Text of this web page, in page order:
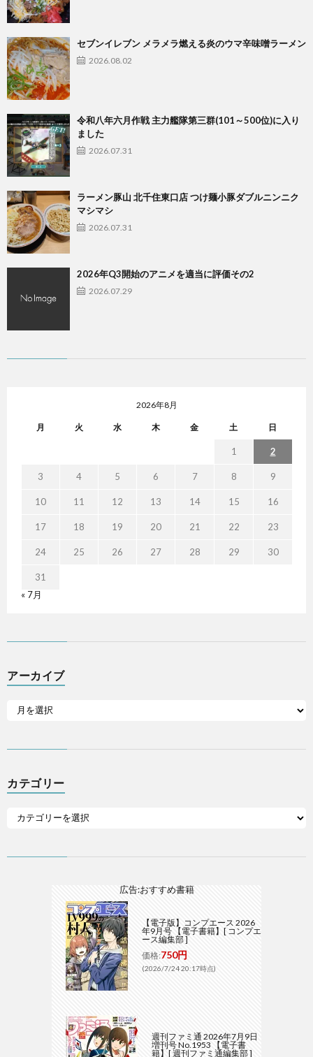
セブンイレブン メラメラ燃える炎のウマ辛味噌ラーメン
2026.08.02
令和八年六月作戦 主力艦隊第三群(101～500位)に入り
ました
2026.07.31
ラーメン豚山 北千住東口店 つけ麺小豚ダブルニンニク
マシマシ
2026.07.31
2026年Q3開始のアニメを適当に評価その2
2026.07.29
2026年8月
月 火 水 木 金 土 日
1 2
3 4 5 6 7 8 9
10 11 12 13 14 15 16
17 18 19 20 21 22 23
24 25 26 27 28 29 30
31
« 7月
アーカイブ
カテゴリー
広告:おすすめ書籍
【電子版】コンプエース 2026
年9月号 【電子書籍】[ コンプエ
ース編集部 ]
価格:750円
(2026/7/24 20:17時点)
週刊ファミ通 2026年7月9日
増刊号 No.1953 【電子書
籍】[ 週刊ファミ通編集部 ]